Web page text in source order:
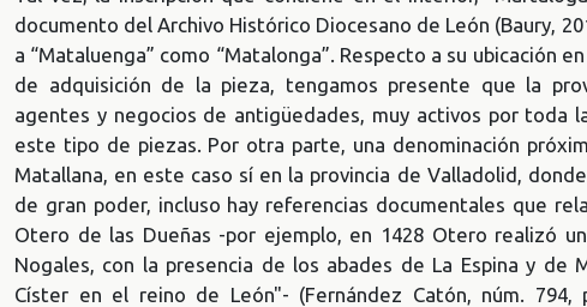
documento del Archivo Histórico Diocesano de León (Baury,
a “Mataluenga” como “Matalonga”. Respecto a su ubicación
de adquisición de la pieza, tengamos presente que la
agentes y negocios de antigüedades, muy activos por toda
este tipo de piezas. Por otra parte, una denominación
Matallana, en este caso sí en la provincia de Valladolid,
de gran poder, incluso hay referencias documentales que
Otero de las Dueñas -por ejemplo, en 1428 Otero realizó
Nogales, con la presencia de los abades de La Espina y de
Císter en el reino de León"- (Fernández Catón, núm. 794,